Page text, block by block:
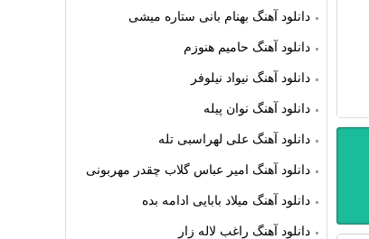
دانلود آهنگ بهنام بانی ستاره میشی
دانلود آهنگ حامیم هنوزم
دانلود آهنگ نیواد نیلوفر
دانلود آهنگ نوان پیله
دانلود آهنگ علی لهراسبی تله
دانلود آهنگ امیر عباس گلاب چقدر مهربونی
دانلود آهنگ میلاد بابایی ادامه بده
دانلود آهنگ راغب لاله زار